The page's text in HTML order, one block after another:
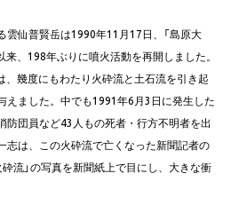
仙普賢岳は1990年11月17日、「島原大
、198年ぶりに噴火活動を再開しました。
幾度にもわたり火砕流と土石流を引き起
えました。中でも1991年6月3日に発生した
防団員など43人もの死者・行方不明者を出
志は、この火砕流で亡くなった新聞記者の
流」の写真を新聞紙上で目にし、大きな衝